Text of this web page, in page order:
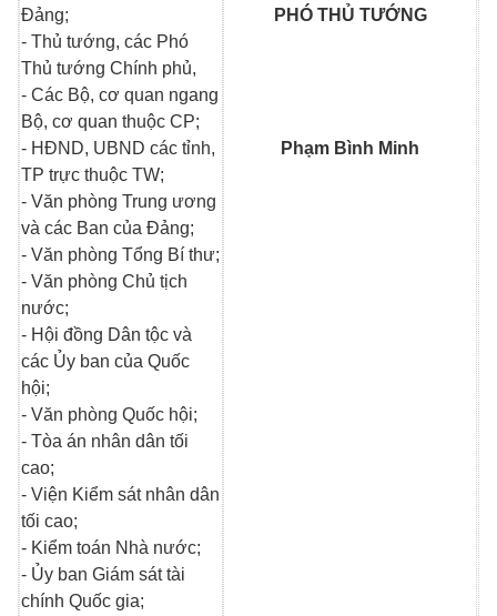
Đảng;
- Thủ tướng, các Phó
Thủ tướng Chính phủ,
- Các Bộ, cơ quan ngang
Bộ, cơ quan thuộc CP;
- HĐND, UBND các tỉnh,
TP trực thuộc TW;
- Văn phòng Trung ương
và các Ban của Đảng;
- Văn phòng Tổng Bí thư;
- Văn phòng Chủ tịch
nước;
- Hội đồng Dân tộc và
các Ủy ban của Quốc
hội;
- Văn phòng Quốc hội;
- Tòa án nhân dân tối
cao;
- Viện Kiểm sát nhân dân
tối cao;
- Kiểm toán Nhà nước;
- Ủy ban Giám sát tài
chính Quốc gia;
PHÓ THỦ TƯỚNG
Phạm Bình Minh